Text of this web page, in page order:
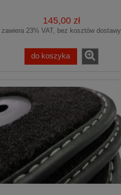
145,00 zł
zawiera 23% VAT, bez kosztów dostawy
do koszyka